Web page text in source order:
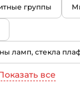
группы
ламп, стекла
все